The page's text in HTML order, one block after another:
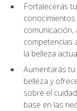
Fortalecerás
comunicación,
competencias
la belleza
Aumentarás
belleza y
sobre el
base en las